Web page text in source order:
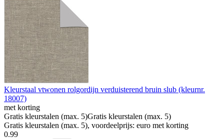
Kleurstaal vtwonen rolgordijn verduisterend bruin slub (kleurnr.
18007)
met korting
Gratis kleurstalen (max. 5)Gratis kleurstalen (max. 5)
Gratis kleurstalen (max. 5), voordeelprijs: euro met korting
0.99